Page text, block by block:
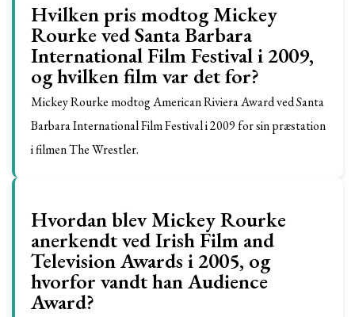
Hvilken pris modtog Mickey
Rourke ved Santa Barbara
International Film Festival i 2009,
og hvilken film var det for?
Mickey Rourke modtog American Riviera Award ved Santa
Barbara International Film Festival i 2009 for sin præstation
i filmen The Wrestler.
Hvordan blev Mickey Rourke
anerkendt ved Irish Film and
Television Awards i 2005, og
hvorfor vandt han Audience
Award?